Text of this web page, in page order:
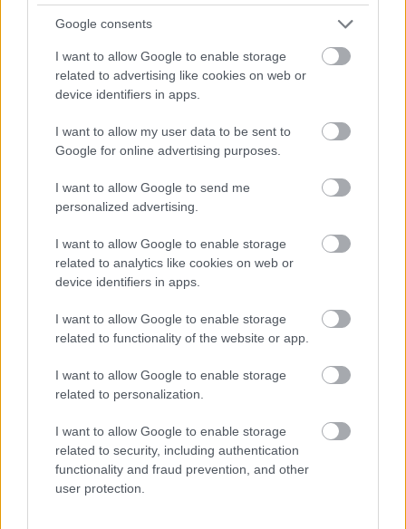
Google consents
I want to allow Google to enable storage
related to advertising like cookies on web or
device identifiers in apps.
I want to allow my user data to be sent to
Google for online advertising purposes.
I want to allow Google to send me
personalized advertising.
I want to allow Google to enable storage
related to analytics like cookies on web or
device identifiers in apps.
I want to allow Google to enable storage
related to functionality of the website or app.
I want to allow Google to enable storage
related to personalization.
I want to allow Google to enable storage
related to security, including authentication
functionality and fraud prevention, and other
user protection.
:Άγγελος Αρναουτέλης